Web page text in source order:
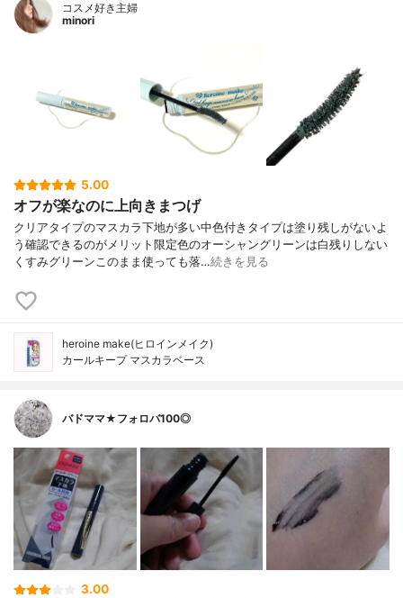
コスメ好き主婦
minori
5.00
オフが楽なのに上向きまつげ
クリアタイプのマスカラ下地が多い中色付きタイプは塗り残しがないよ
う確認できるのがメリット限定色のオーシャングリーンは白残りしない
くすみグリーンこのまま使っても落…続きを見る
heroine make(ヒロインメイク)
カールキープ マスカラベース
バドママ★フォロバ100◎
3.00